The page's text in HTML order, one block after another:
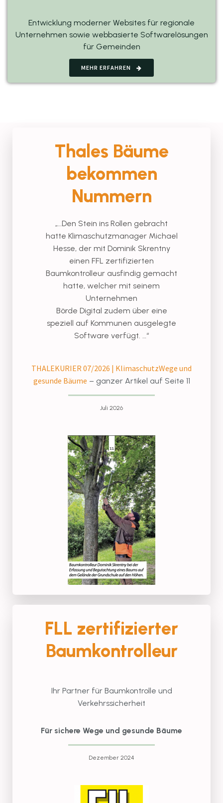
Entwicklung moderner Websites für regionale
Unternehmen sowie webbasierte Softwarelösungen
für Gemeinden
MEHR ERFAHREN
Thales Bäume
bekommen
Nummern
„…Den Stein ins Rollen gebracht
hatte Klimaschutzmanager Michael
Hesse, der mit Dominik Skrentny
einen FFL zertifizierten
Baumkontrolleur ausfindig gemacht
hatte, welcher mit seinem
Unternehmen
Börde Digital zudem über eine
speziell auf Kommunen ausgelegte
Software verfügt. …“
THALEKURIER 07/2026 | KlimaschutzWege und
gesunde Bäume – ganzer Artikel auf Seite 11
Juli 2026
FLL zertifizierter
Baumkontrolleur
Ihr Partner für Baumkontrolle und
Verkehrssicherheit
Für sichere Wege und gesunde Bäume
Dezember 2024